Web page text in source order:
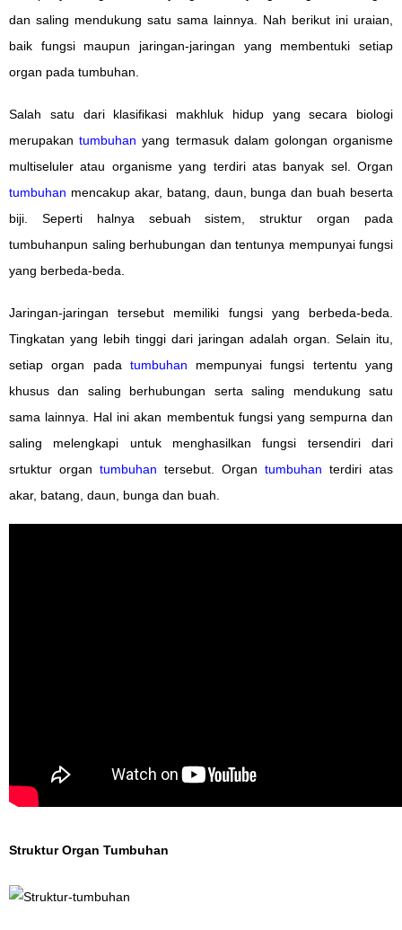
dan saling mendukung satu sama lainnya. Nah berikut ini uraian,
baik fungsi maupun jaringan-jaringan yang membentuki setiap
organ pada tumbuhan.
Salah satu dari klasifikasi makhluk hidup yang secara biologi
merupakantumbuhan yang termasuk dalam golongan organisme
multiseluler atau organisme yang terdiri atas banyak sel. Organ
tumbuhan mencakup akar, batang, daun, bunga dan buah beserta
biji. Seperti halnya sebuah sistem, struktur organ pada
tumbuhanpun saling berhubungan dan tentunya mempunyai fungsi
yang berbeda-beda.
Jaringan-jaringan tersebut memiliki fungsi yang berbeda-beda.
Tingkatan yang lebih tinggi dari jaringan adalah organ. Selain itu,
setiap organ pada tumbuhan mempunyai fungsi tertentu yang
khusus dan saling berhubungan serta saling mendukung satu
sama lainnya. Hal ini akan membentuk fungsi yang sempurna dan
saling melengkapi untuk menghasilkan fungsi tersendiri dari
srtuktur organ tumbuhan tersebut. Organ tumbuhan terdiri atas
akar, batang, daun, bunga dan buah.
Struktur Organ Tumbuhan